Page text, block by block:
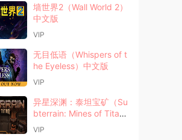
墙世界2（Wall World 2）
中文版
VIP
无目低语（Whispers of t
he Eyeless）中文版
VIP
异星深渊：泰坦宝矿（Su
bterrain: Mines of Tita
n）中文版
VIP